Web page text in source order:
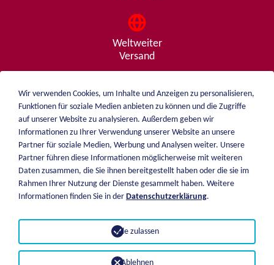
Weltweiter
Versand
Beratung
von A - Z
weiblen.
+49 (0)7551 1607
Über mich
Katalog
Versand
Zahlungsarten
Datenschutz
Wir verwenden Cookies, um Inhalte und Anzeigen zu personalisieren,
Funktionen für soziale Medien anbieten zu können und die Zugriffe
auf unserer Website zu analysieren. Außerdem geben wir
Informationen zu Ihrer Verwendung unserer Website an unsere
Partner für soziale Medien, Werbung und Analysen weiter. Unsere
Partner führen diese Informationen möglicherweise mit weiteren
Daten zusammen, die Sie ihnen bereitgestellt haben oder die sie im
Rahmen Ihrer Nutzung der Dienste gesammelt haben. Weitere
Informationen finden Sie in der Datenschutzerklärung.
Ablehnen
Alle zulassen